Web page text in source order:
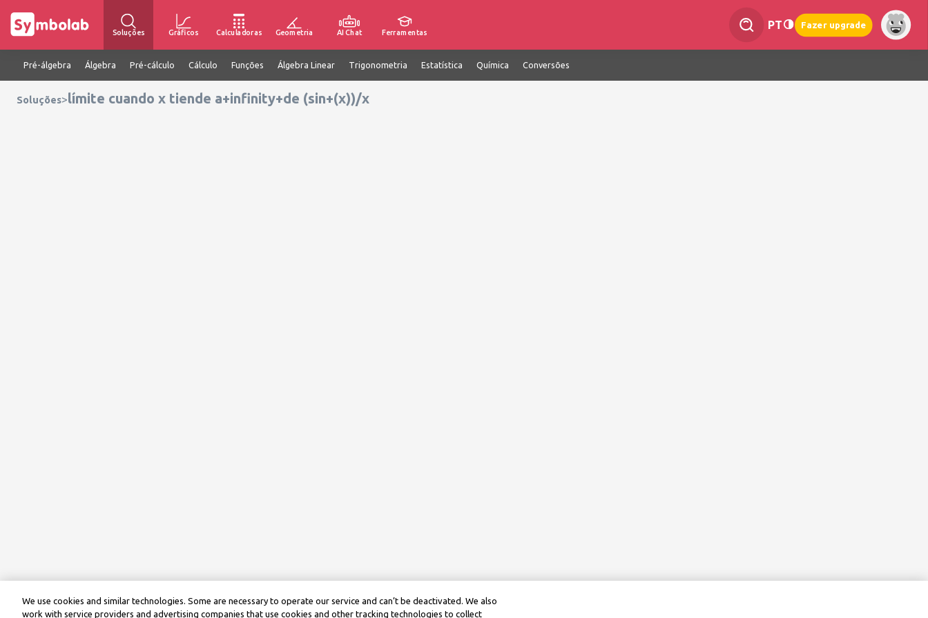
Soluções Gráficos Calculadoras Geometria AI Chat Ferramentas
PT Fazer upgrade
Pré-álgebra Álgebra Pré-cálculo Cálculo Funções Álgebra Linear Trigonometria Estatística Química Conversões
Soluções>límite cuando x tiende a+infinity+de (sin+(x))/x
We use cookies and similar technologies. Some are necessary to operate our service and can’t be deactivated. We also
work with service providers and advertising companies that use cookies and other tracking technologies to collect